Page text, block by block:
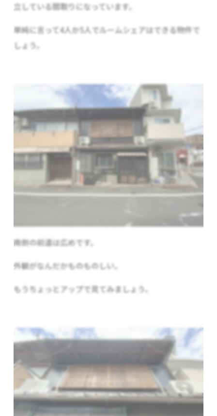
立している間取りになっています。
単純に言って4人か5人でルームシェアはできる物件で
しょう。
南側の前道は広めです。
外観がなんだかものものしい。
もうちょっとアップで見てみましょう。